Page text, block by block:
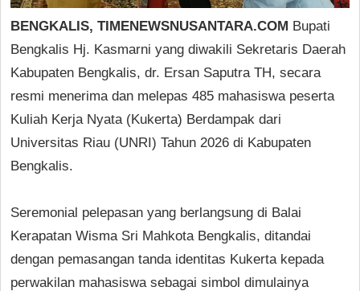
BENGKALIS, TIMENEWSNUSANTARA.COM Bupati
Bengkalis Hj. Kasmarni yang diwakili Sekretaris Daerah
Kabupaten Bengkalis, dr. Ersan Saputra TH, secara
resmi menerima dan melepas 485 mahasiswa peserta
Kuliah Kerja Nyata (Kukerta) Berdampak dari
Universitas Riau (UNRI) Tahun 2026 di Kabupaten
Bengkalis.
Seremonial pelepasan yang berlangsung di Balai
Kerapatan Wisma Sri Mahkota Bengkalis, ditandai
dengan pemasangan tanda identitas Kukerta kepada
perwakilan mahasiswa sebagai simbol dimulainya